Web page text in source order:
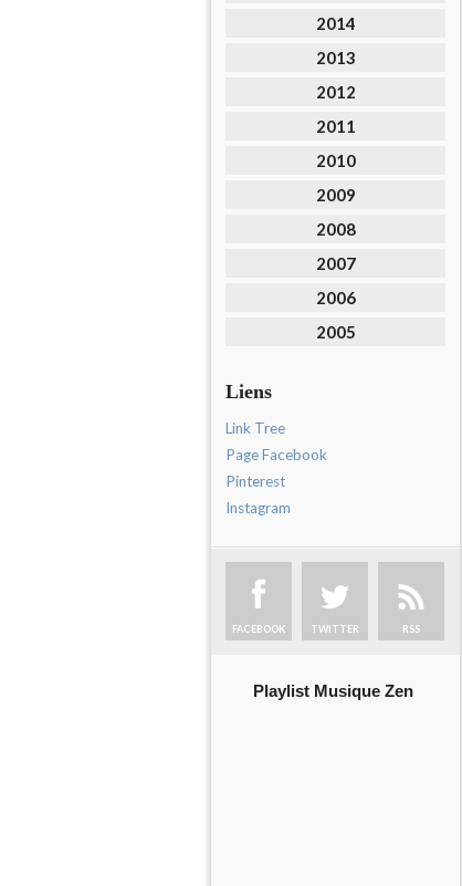
2014
2013
2012
2011
2010
2009
2008
2007
2006
2005
Liens
Link Tree
Page Facebook
Pinterest
Instagram
FACEBOOK TWITTER RSS
Playlist Musique Zen